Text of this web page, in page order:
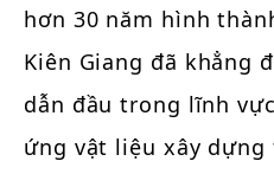
hơn 30 năm hình
Kiên Giang đã khẳng
dẫn đầu trong lĩnh
ứng vật liệu xây dựng